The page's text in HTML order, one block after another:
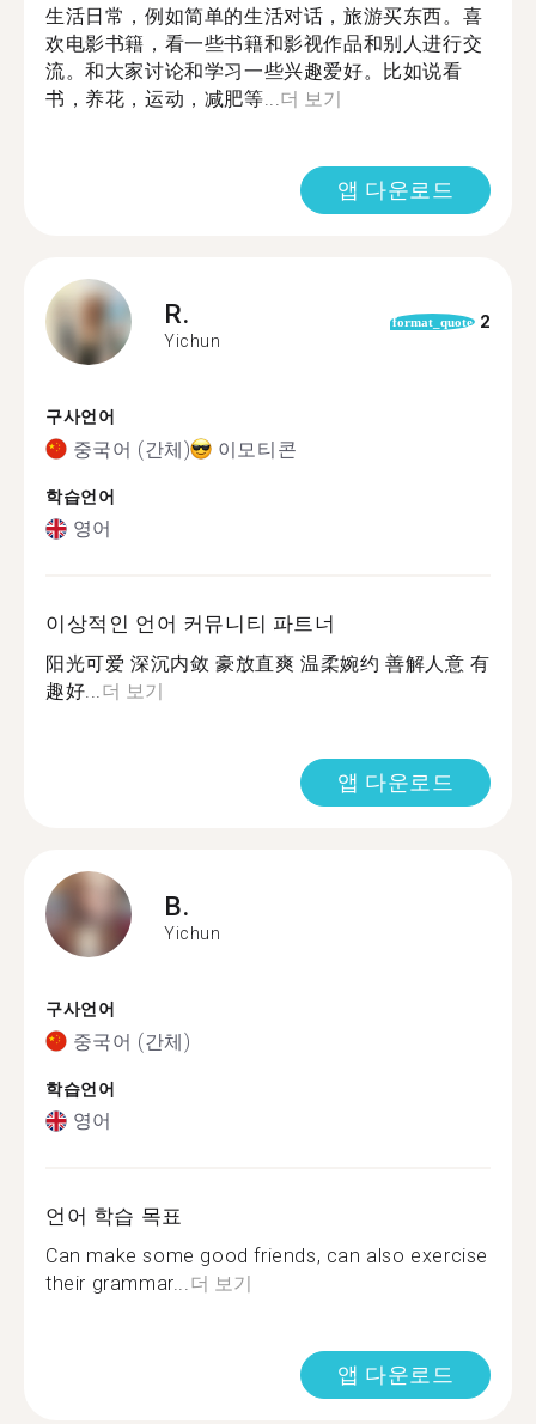
生活日常，例如简单的生活对话，旅游买东西。喜
欢电影书籍，看一些书籍和影视作品和别人进行交
流。和大家讨论和学习一些兴趣爱好。比如说看
书，养花，运动，减肥等...더 보기
앱 다운로드
R.
Yichun
format_quote 2
구사언어
중국어 (간체) 이모티콘
학습언어
영어
이상적인 언어 커뮤니티 파트너
阳光可爱 深沉内敛 豪放直爽 温柔婉约 善解人意 有
趣好...더 보기
앱 다운로드
B.
Yichun
구사언어
중국어 (간체)
학습언어
영어
언어 학습 목표
Can make some good friends, can also exercise
their grammar...더 보기
앱 다운로드